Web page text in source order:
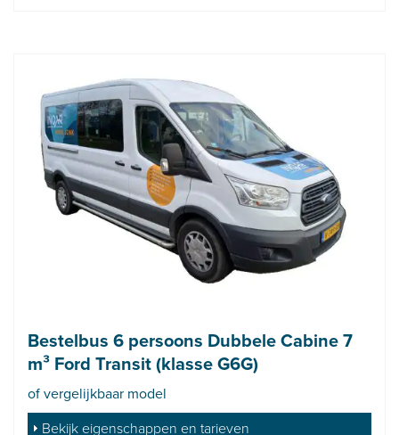
Bestelbus 6 persoons Dubbele Cabine 7
m³ Ford Transit (klasse G6G)
of vergelijkbaar model
Bekijk eigenschappen en tarieven